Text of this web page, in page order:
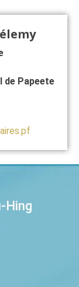
de Papeete
Hing